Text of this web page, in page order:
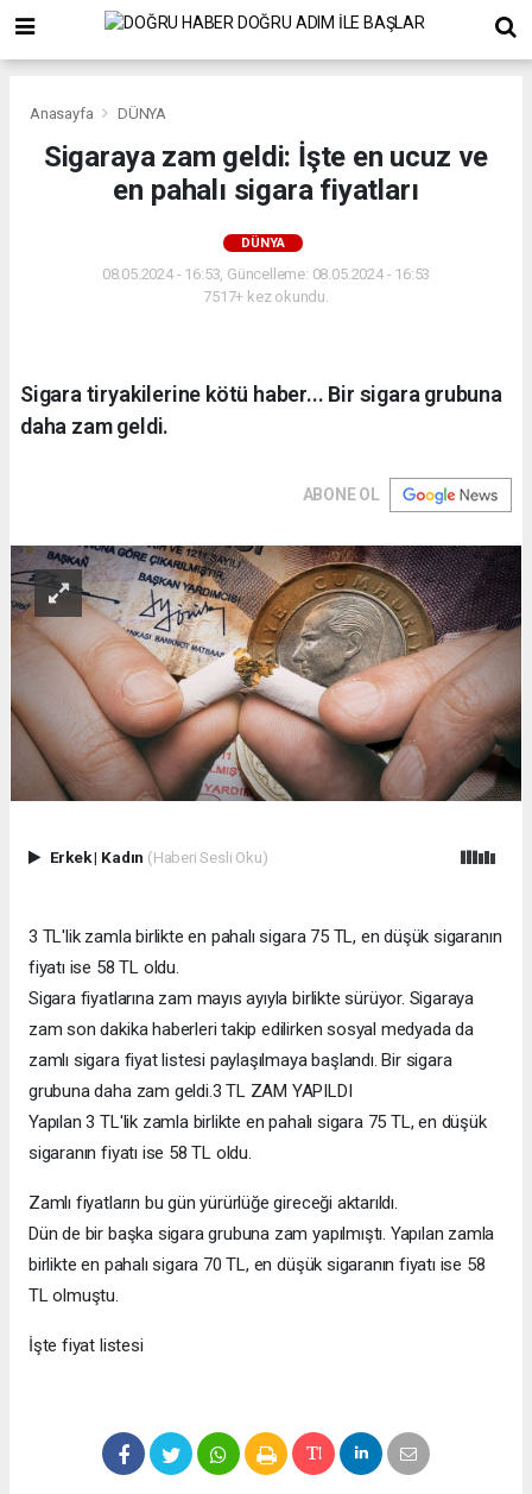
Anasayfa DÜNYA
Sigaraya zam geldi: İşte en ucuz ve
en pahalı sigara fiyatları
DÜNYA
08.05.2024 - 16:53, Güncelleme: 08.05.2024 - 16:53
7517+ kez okundu.
Sigara tiryakilerine kötü haber... Bir sigara grubuna
daha zam geldi.
ABONE OL
Erkek| Kadın (Haberi Sesli Oku)
3 TL'lik zamla birlikte en pahalı sigara 75 TL, en düşük sigaranın
fiyatı ise 58 TL oldu.
Sigara fiyatlarına zam mayıs ayıyla birlikte sürüyor. Sigaraya
zam son dakika haberleri takip edilirken sosyal medyada da
zamlı sigara fiyat listesi paylaşılmaya başlandı. Bir sigara
grubuna daha zam geldi.3 TL ZAM YAPILDI
Yapılan 3 TL'lik zamla birlikte en pahalı sigara 75 TL, en düşük
sigaranın fiyatı ise 58 TL oldu.
Zamlı fiyatların bu gün yürürlüğe gireceği aktarıldı.
Dün de bir başka sigara grubuna zam yapılmıştı. Yapılan zamla
birlikte en pahalı sigara 70 TL, en düşük sigaranın fiyatı ise 58
TL olmuştu.
İşte fiyat listesi